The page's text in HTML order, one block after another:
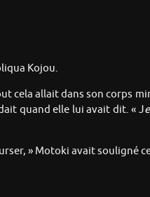
Kojou.
cela allait dans son corps
quand elle lui avait dit. « J
» Motoki avait souligné